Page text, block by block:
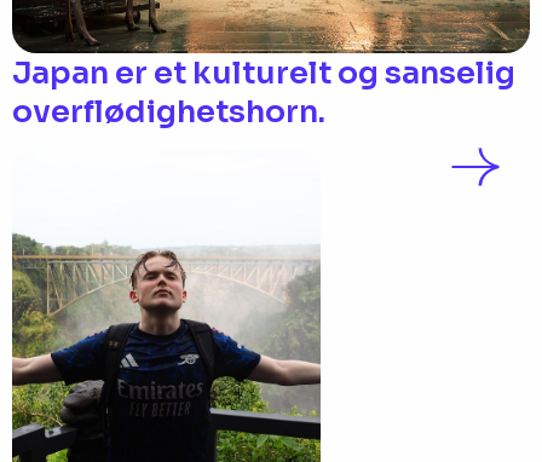
Japan er et kulturelt og sanselig
overflødighetshorn.